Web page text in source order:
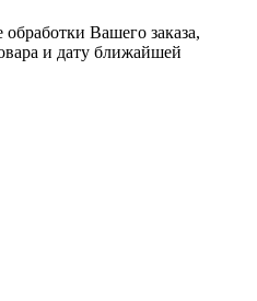
Вашего заказа,
и дату ближайшей